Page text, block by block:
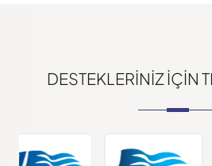
DESTEKLERINIZ IÇIN